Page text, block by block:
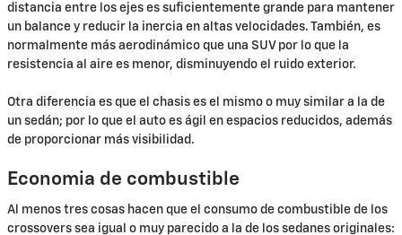
distancia entre los ejes es suficientemente grande para mantener
un balance y reducir la inercia en altas velocidades. También, es
normalmente más aerodinámico que una SUV por lo que la
resistencia al aire es menor, disminuyendo el ruido exterior.
Otra diferencia es que el chasis es el mismo o muy similar a la de
un sedán; por lo que el auto es ágil en espacios reducidos, además
de proporcionar más visibilidad.
Economia de combustible
Al menos tres cosas hacen que el consumo de combustible de los
crossovers sea igual o muy parecido a la de los sedanes originales: